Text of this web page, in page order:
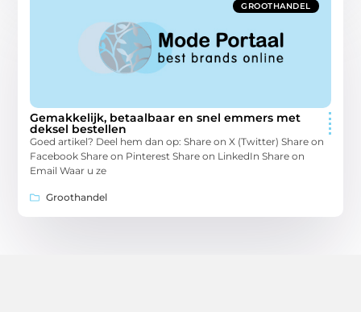
GROOTHANDEL
Gemakkelijk, betaalbaar en snel emmers met
deksel bestellen
Goed artikel? Deel hem dan op: Share on X (Twitter) Share on
Facebook Share on Pinterest Share on LinkedIn Share on
Email Waar u ze
Groothandel